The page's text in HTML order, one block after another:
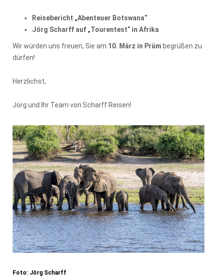
Reisebericht „Abenteuer Botswana“
Jörg Scharff auf „Tourentest“ in Afrika
Wir würden uns freuen, Sie am 10. März in Prüm begrüßen zu
dürfen!
Herzlichst,
Jörg und Ihr Team von Scharff Reisen!
Foto: Jörg Scharff